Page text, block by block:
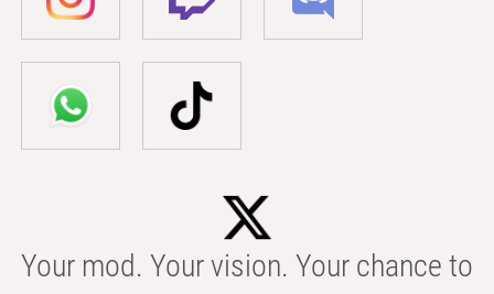
Your mod. Your vision. Your chance to